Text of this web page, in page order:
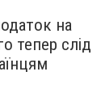
на
тепер слід